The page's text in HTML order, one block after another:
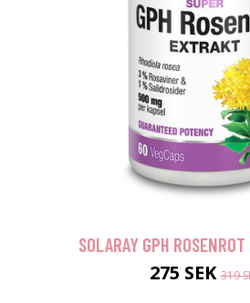
SOLARAY GPH
275 SEK319